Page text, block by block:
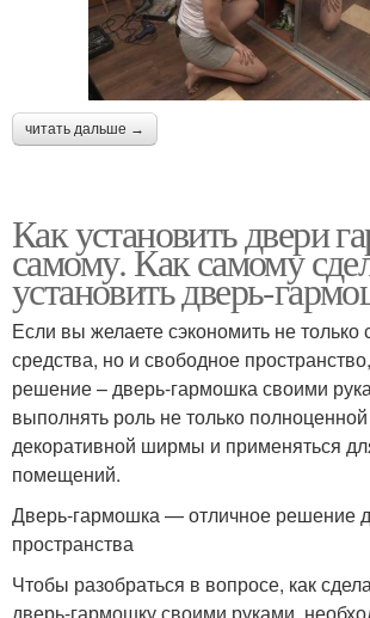
читать дальше →
Как установить двери
самому. Как самому
установить дверь-
Если вы желаете сэкономить не только
средства, но и свободное
решение – дверь-гармошка своими
выполнять роль не только
декоративной ширмы и применяться
помещений.
Дверь-гармошка — отличное решение
пространства
Чтобы разобраться в вопросе, как